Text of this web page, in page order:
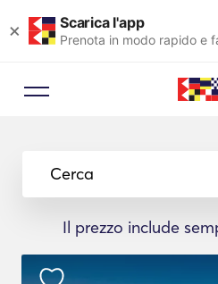
× Scarica l'app
Prenota in modo rapido e
Cerca
Il prezzo include